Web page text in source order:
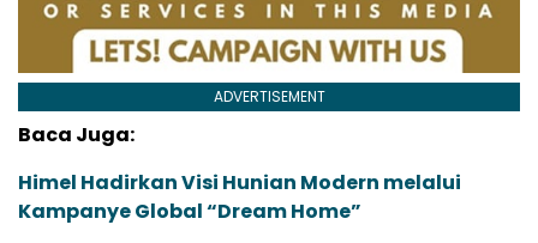
ADVERTISEMENT
Baca Juga:
Himel Hadirkan Visi Hunian Modern melalui
Kampanye Global “Dream Home”